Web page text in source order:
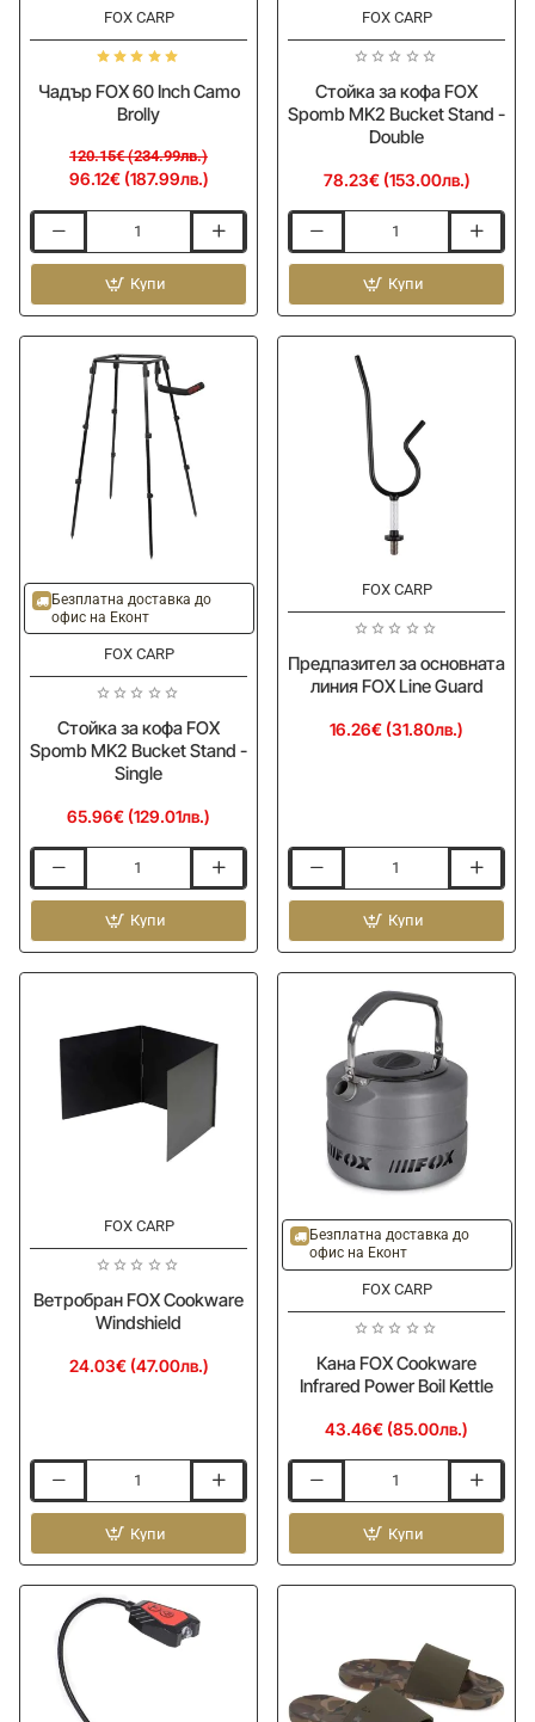
FOX CARP
Чадър FOX 60 Inch Camo
Brolly
96.12€ (187.99лв.)
120.15€ (234.99лв.)
FOX
Inch
Camo
Купи
FOX CARP
Стойка за кофа FOX
Spomb MK2 Bucket Stand -
Double
78.23€ (153.00лв.)
за
FOX
Spomb
Купи
Безплатна доставка до
офис на Еконт
FOX CARP
Стойка за кофа FOX
Spomb MK2 Bucket Stand -
Single
65.96€ (129.01лв.)
за
FOX
Spomb
Stand
Single
Купи
FOX CARP
Предпазител за основната
линия FOX Line Guard
16.26€ (31.80лв.)
Предпазител
за
основната
линия
FOX
Купи
FOX CARP
Ветробран FOX Cookware
Windshield
24.03€ (47.00лв.)
FOX
Cookware
Windshield
Купи
Безплатна доставка до
офис на Еконт
FOX CARP
Кана FOX Cookware
Infrared Power Boil Kettle
43.46€ (85.00лв.)
FOX
Cookware
Infrared
Power
Купи